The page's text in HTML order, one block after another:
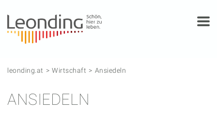
leonding.at Wirtschaft Ansiedeln
ANSIEDELN